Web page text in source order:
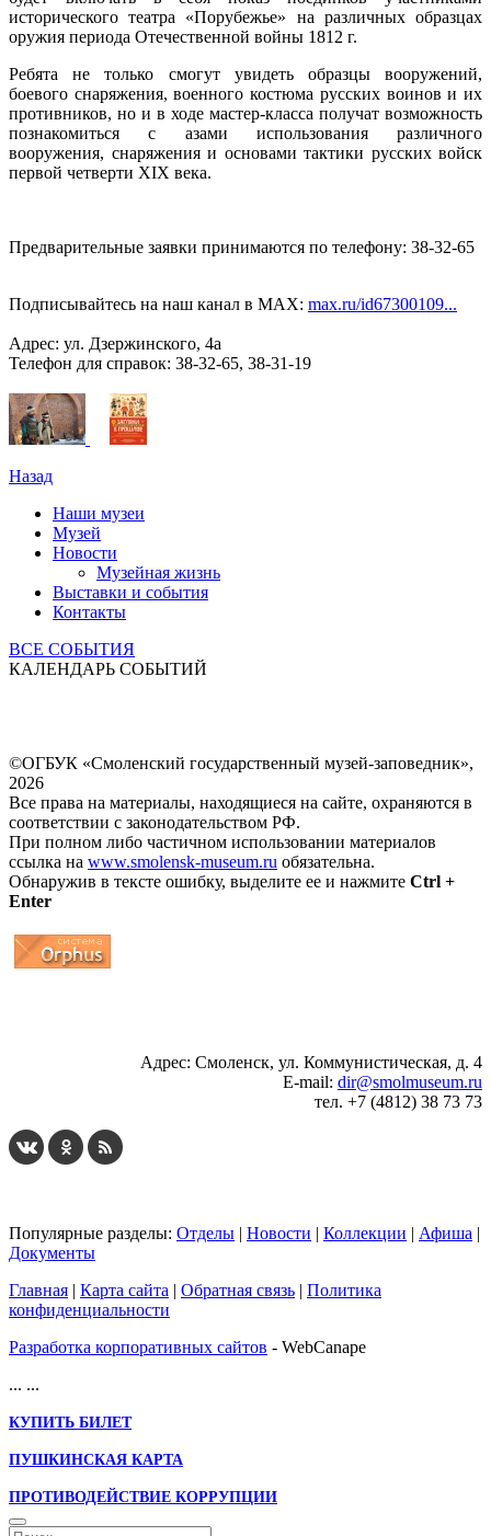
исторического театра «Порубежье» на различных образцах
оружия периода Отечественной войны 1812 г.
Ребята не только смогут увидеть образцы вооружений,
боевого снаряжения, военного костюма русских воинов и их
противников, но и в ходе мастер-класса получат возможность
познакомиться с азами использования различного
вооружения, снаряжения и основами тактики русских войск
первой четверти XIX века.
Предварительные заявки принимаются по телефону: 38-32-65
Подписывайтесь на наш канал в MAX: max.ru/id67300109...
Адрес: ул. Дзержинского, 4а
Телефон для справок: 38-32-65, 38-31-19
Назад
Наши музеи
Музей
Новости
Музейная жизнь
Выставки и события
Контакты
ВСЕ СОБЫТИЯ
КАЛЕНДАРЬ СОБЫТИЙ
©ОГБУК «Смоленский государственный музей-заповедник»,
2026
Все права на материалы, находящиеся на сайте, охраняются в
соответствии с законодательством РФ.
При полном либо частичном использовании материалов
ссылка на www.smolensk-museum.ru обязательна.
Обнаружив в тексте ошибку, выделите ее и нажмите Ctrl +
Enter
Адрес: Смоленск, ул. Коммунистическая, д. 4
E-mail: dir@smolmuseum.ru
тел. +7 (4812) 38 73 73
Популярные разделы: Отделы | Новости | Коллекции | Афиша |
Документы
Главная | Карта сайта | Обратная связь | Политика
конфиденциальности
Разработка корпоративных сайтов - WebCanape
... ...
КУПИТЬ БИЛЕТ
ПУШКИНСКАЯ КАРТА
ПРОТИВОДЕЙСТВИЕ КОРРУПЦИИ